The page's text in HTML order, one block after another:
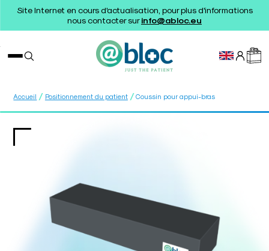
Site Internet en cours d'actualisation, pour plus d'informations
nous contacter surinfo@abloc.eu
Accueil / Positionnement du patient / Coussin pour appui-bras